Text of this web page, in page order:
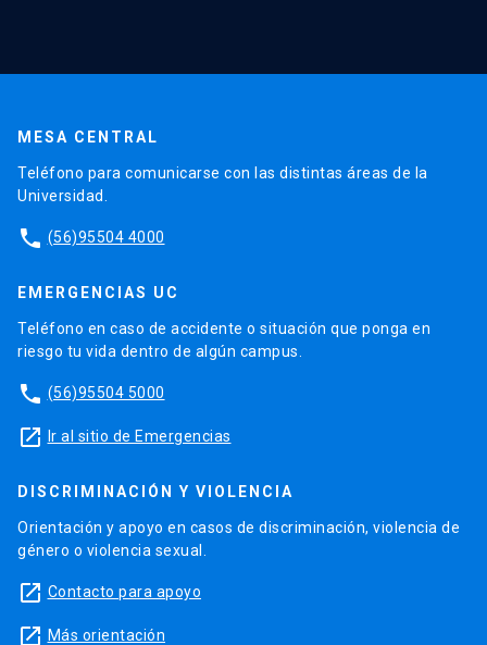
MESA CENTRAL
Teléfono para comunicarse con las distintas áreas de la
Universidad.
phone (56)95504 4000
EMERGENCIAS UC
Teléfono en caso de accidente o situación que ponga en
riesgo tu vida dentro de algún campus.
phone (56)95504 5000
launch Ir al sitio de Emergencias
DISCRIMINACIÓN Y VIOLENCIA
Orientación y apoyo en casos de discriminación, violencia de
género o violencia sexual.
launch Contacto para apoyo
launch Más orientación